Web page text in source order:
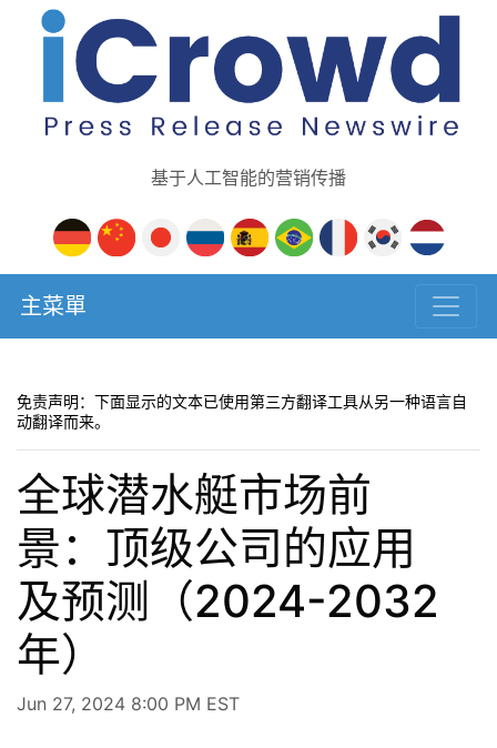
基于人工智能的营销传播
主菜單
免责声明：下面显示的文本已使用第三方翻译工具从另一种语言自
动翻译而来。
全球潜水艇市场前
景：顶级公司的应用
及预测（2024-2032
年）
Jun 27, 2024 8:00 PM EST